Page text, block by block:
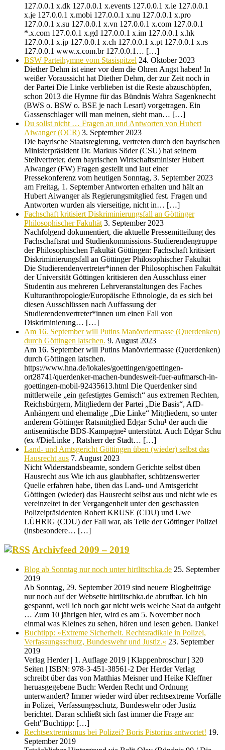
127.0.0.1 x.dk 127.0.0.1 x.events 127.0.0.1 x.ie 127.0.0.1
x.je 127.0.0.1 x.mobi 127.0.0.1 x.nu 127.0.0.1 x.pro
127.0.0.1 x.su 127.0.0.1 x.vn 127.0.0.1 x.com 127.0.0.1
*.x.com 127.0.0.1 x.gd 127.0.0.1 x.im 127.0.0.1 x.hk
127.0.0.1 x.jp 127.0.0.1 x.ch 127.0.0.1 x.pt 127.0.0.1 x.rs
127.0.0.1 www.x.com.br 127.0.0.1… […]
BSW Parteihymne vom Stasispitzel 24. Oktober 2023
Diether Dehm ist einer vor dem die Ohren Angst haben! In
weißer Voraussicht hat Diether Dehm, der zur Zeit noch in
der Partei Die Linke verblieben ist die Reste abzuschöpfen,
schon 2013 die Hymne für das Bündnis Wahra Sagenknecht
(BWS o. BSW o. BSE je nach Lesart) vorgetragen. Ein
Gassenschlager will man meinen, sieht man… […]
Du sollst nicht … Fragen an und Antworten von Hubert
Aiwanger (OCR) 3. September 2023
Die bayrische Staatsregierung, vertreten durch den bayrischen
Ministerpräsident Dr. Markus Söder (CSU) hat seinem
Stellvertreter, dem bayrischen Wirtschaftsminister Hubert
Aiwanger (FW) Fragen gestellt und laut einer
Pressekonferenz vom heutigen Sonntag, 3. September 2023
am Freitag, 1. September Antworten erhalten und hält an
Hubert Aiwanger als Regierungsmitglied fest. Fragen und
Antworten wurden als vierseitige, nicht in… […]
Fachschaft kritisiert Diskriminierungsfall an Göttinger
Philosophischer Fakultät 3. September 2023
Nachfolgend dokumentiert, die aktuelle Pressemitteilung des
Fachschaftsrat und Studienkommissions-Studierendengruppe
der Philosophischen Fakultät Göttingen: Fachschaft kritisiert
Diskriminierungsfall an Göttinger Philosophischer Fakultät
Die Studierendenvertreter*innen der Philosophischen Fakultät
der Universität Göttingen kritisieren den Ausschluss einer
Studentin aus mehreren Lehrveranstaltungen des Faches
Kulturanthropologie/Europäische Ethnologie, da es sich bei
diesen Ausschlüssen nach Auffassung der
Studierendenvertreter*innen um einen Fall von
Diskriminierung… […]
Am 16. September will Putins Manövriermasse (Querdenken)
durch Göttingen latschen. 9. August 2023
Am 16. September will Putins Manövriermasse (Querdenken)
durch Göttingen latschen.
https://www.hna.de/lokales/goettingen/goettingen-
ort28741/querdenker-machen-bundesweit-fuer-aufmarsch-in-
goettingen-mobil-92435613.html Die Querdenker sind
mittlerweile „ein gefestigtes Gemisch“ aus extremen Rechten,
Reichsbürgern, Mitgliedern der Partei „Die Basis“, AfD-
Anhängern und ehemalige „Die Linke“ Mitgliedern, so unter
anderem Göttinger Ratsmitglied Edgar Schu¹ der auch die
antisemitische BDS-Kampagne² unterstützt. Auch Edgar Schu
(ex #DieLinke , Ratsherr der Stadt… […]
Land- und Amtsgericht Göttingen üben (wieder) selbst das
Hausrecht aus 7. August 2023
Nicht Widerstandsbeamte, sondern Gerichte selbst üben
Hausrecht aus Wie ich aus glaubhafter, schützenswerter
Quelle erfahren habe, üben das Land- und Amtsgericht
Göttingen (wieder) das Hausrecht selbst aus und nicht wie es
vereinzeltet in der Vergangenheit unter den geschassten
Polizeipräsidenten Robert KRUSE (CDU) und Uwe
LÜHRIG (CDU) der Fall war, als Teile der Göttinger Polizei
(insbesondere… […]
Archivfeed 2009 – 2019
Blog ab Sonntag nur noch unter hirtlitschka.de 25. September
2019
Ab Sonntag, 29. September 2019 sind neuere Blogbeiträge
nur noch auf der Webseite hirtlitschka.de abrufbar. Ich bin
gespannt, weil ich noch gar nicht weis welche Saat da aufgeht
… Zum 10 jährigen hier, wird es am 5. November noch
einmal was Kleines zu sehen, hören und lesen geben. Danke!
Buchtipp: »Extreme Sicherheit. Rechtsradikale in Polizei,
Verfassungsschutz, Bundeswehr und Justiz.« 23. September
2019
Verlag Herder | 1. Auflage 2019 | Klappenbroschur | 320
Seiten | ISBN: 978-3-451-38561-2 Der Herder Verlag
schreibt über das von Matthias Meisner und Heike Kleffner
heruasgegebene Buch: Werden Recht und Ordnung
unterwandert? Immer wieder wird über rechtsextreme Vorfälle
in Polizei, Verfassungsschutz, Bundeswehr oder Justiz
berichtet. Daran schließt sich fast immer die Frage an:
Geht"Buchtipp: […]
Rechtsextremismus bei Polizei? Boris Pistorius antwortet! 19.
September 2019